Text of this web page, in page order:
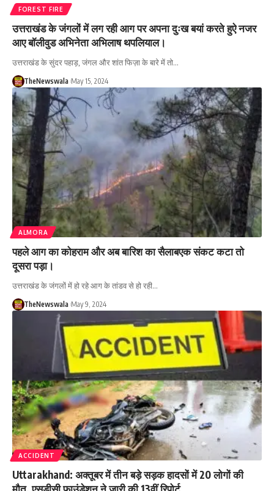
FOREST FIRE
उत्तराखंड के जंगलों में लग रही आग पर अपना दुःख बयां करते हुऐ नजर
आए बॉलीवुड अभिनेता अभिलाष थपलियाल।
उत्तराखंड के सुंदर पहाड़, जंगल और शांत फिज़ा के बारे में तो…
TheNewswala May 15, 2024
ALMORA
पहले आग का कोहराम और अब बारिश का सैलाबएक संकट कटा तो
दूसरा पड़ा।
उत्तराखंड के जंगलों में हो रहे आग के तांडव से हो रही…
TheNewswala May 9, 2024
ACCIDENT
Uttarakhand: अक्तूबर में तीन बड़े सड़क हादसों में 20 लोगों की